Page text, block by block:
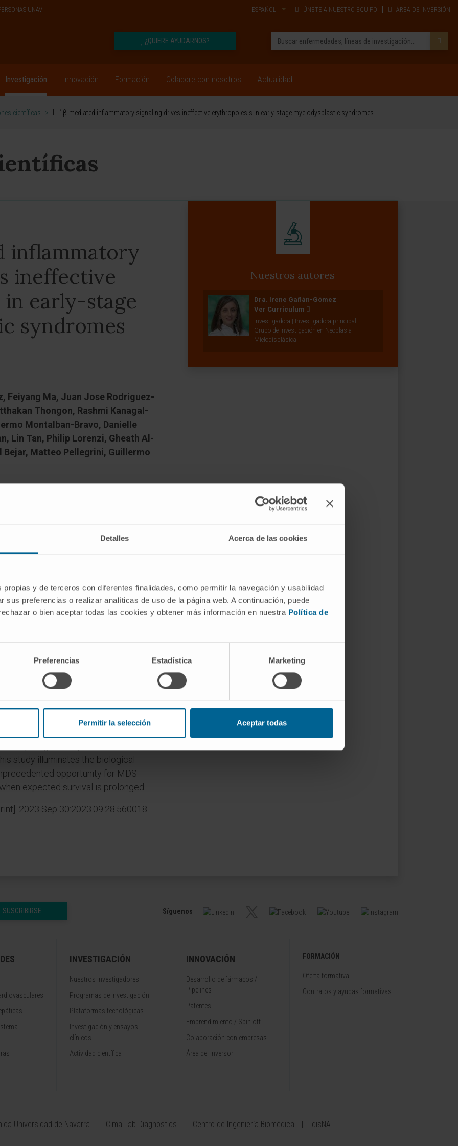
Detalles Acerca de las cookies
propias y de terceros con diferentes finalidades, como permitir la navegación y usabilidad
sus preferencias o realizar analíticas de uso de la página web. A continuación, puede
o bien aceptar todas las cookies y obtener más información en nuestra Política de
Preferencias Estadística Marketing
Permitir la selección Aceptar todas
UNAV ESPAÑOL ÚNETE A NUESTRO EQUIPO ÁREA DE INVERSIÓN
¿QUIERE AYUDARNOS?
Investigación Innovación Formación Colabore con nosotros Actualidad
científicas > IL-1β-mediated inflammatory signaling drives ineffective erythropoiesis in early-stage myelodysplastic syndromes
inflammatory
ineffective
early-stage
syndromes
Feiyang Ma, Juan Jose Rodriguez-
Thongon, Rashmi Kanagal-
Montalban-Bravo, Danielle
Lin Tan, Philip Lorenzi, Gheath Al-
Bejar, Matteo Pellegrini, Guillermo
a group of incurable hematopoietic
by peripheral blood cytopenias
myeloid leukemia. MDS represent
genetic and functional alterations
clonal cytopenia of
the mechanisms of CCUS
targets to delay or prevent
and TET2 mutations, the most
HSCs' differentiation towards
erythropoiesis by upregulating IL-
that canakinumab rescues red
early-stage MDS patients with driver
study illuminates the biological
opportunity for MDS
expected survival is prolonged.
2023 Sep 30:2023.09.28.560018.
Nuestros autores
Dra. Irene Gañán-Gómez
Ver Curriculum
Investigadora | Investigadora principal
Grupo de Investigación en Neoplasia
Mielodisplásica
SUSCRIBIRSE Síguenos
INVESTIGACIÓN
Nuestros Investigadores
Programas de investigación
Plataformas tecnológicas
Investigación y ensayos
clínicos
Actividad científica
INNOVACIÓN
Desarrollo de fármacos /
Pipelines
Patentes
Emprendimiento / Spin off
Colaboración con empresas
Área del Inversor
FORMACIÓN
Oferta formativa
Contratos y ayudas formativas
Universidad de Navarra Cima Lab Diagnostics Centro de Ingeniería Biomédica IdisNA